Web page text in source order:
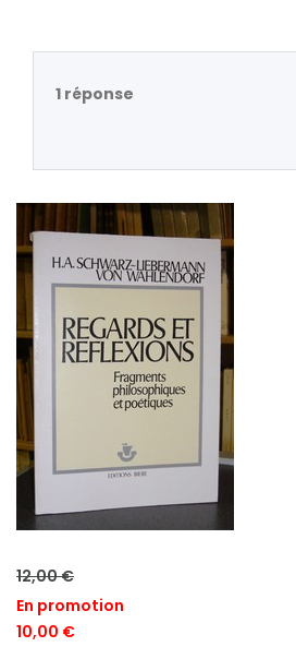
1 réponse
12,00 €
En promotion
10,00 €